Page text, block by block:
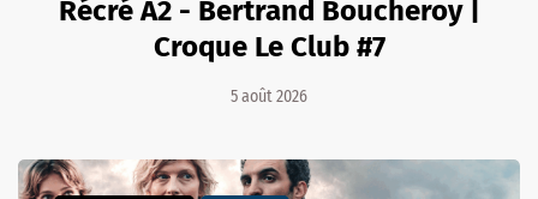
Récré A2 - Bertrand Boucheroy |
Croque Le Club #7
5 août 2026